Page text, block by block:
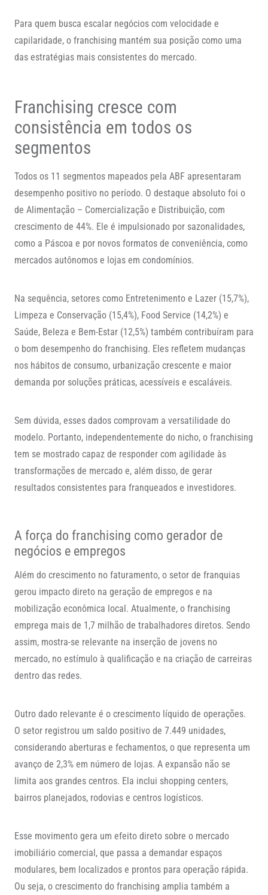
Para quem busca escalar negócios com velocidade e
capilaridade, o franchising mantém sua posição como uma
das estratégias mais consistentes do mercado.
Franchising cresce com
consistência em todos os
segmentos
Todos os 11 segmentos mapeados pela ABF apresentaram
desempenho positivo no período. O destaque absoluto foi o
de Alimentação – Comercialização e Distribuição, com
crescimento de 44%. Ele é impulsionado por sazonalidades,
como a Páscoa e por novos formatos de conveniência, como
mercados autônomos e lojas em condomínios.
Na sequência, setores como Entretenimento e Lazer (15,7%),
Limpeza e Conservação (15,4%), Food Service (14,2%) e
Saúde, Beleza e Bem-Estar (12,5%) também contribuíram para
o bom desempenho do franchising. Eles refletem mudanças
nos hábitos de consumo, urbanização crescente e maior
demanda por soluções práticas, acessíveis e escaláveis.
Sem dúvida, esses dados comprovam a versatilidade do
modelo. Portanto, independentemente do nicho, o franchising
tem se mostrado capaz de responder com agilidade às
transformações de mercado e, além disso, de gerar
resultados consistentes para franqueados e investidores.
A força do franchising como gerador de
negócios e empregos
Além do crescimento no faturamento, o setor de franquias
gerou impacto direto na geração de empregos e na
mobilização econômica local. Atualmente, o franchising
emprega mais de 1,7 milhão de trabalhadores diretos. Sendo
assim, mostra-se relevante na inserção de jovens no
mercado, no estímulo à qualificação e na criação de carreiras
dentro das redes.
Outro dado relevante é o crescimento líquido de operações.
O setor registrou um saldo positivo de 7.449 unidades,
considerando aberturas e fechamentos, o que representa um
avanço de 2,3% em número de lojas. A expansão não se
limita aos grandes centros. Ela inclui shopping centers,
bairros planejados, rodovias e centros logísticos.
Esse movimento gera um efeito direto sobre o mercado
imobiliário comercial, que passa a demandar espaços
modulares, bem localizados e prontos para operação rápida.
Ou seja, o crescimento do franchising amplia também a